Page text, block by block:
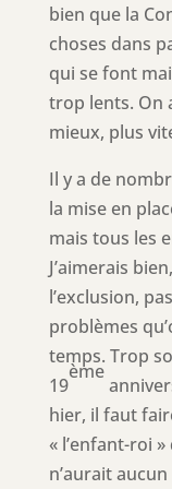
bien que la
choses dans
qui se font
trop lents. On
mieux, plus
Il y a de
la mise en
mais tous les
J’aimerais
l’exclusion,
problèmes
temps. Trop
19
ème
hier, il faut
« l’enfant-roi
n’aurait